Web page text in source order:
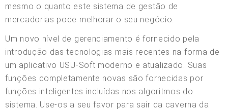
mesmo o quanto este sistema de gestão de
mercadorias pode melhorar o seu negócio.
Um novo nível de gerenciamento é fornecido pela
introdução das tecnologias mais recentes na forma de
um aplicativo USU-Soft moderno e atualizado. Suas
funções completamente novas são fornecidas por
funções inteligentes incluídas nos algoritmos do
sistema. Use-os a seu favor para sair da caverna da